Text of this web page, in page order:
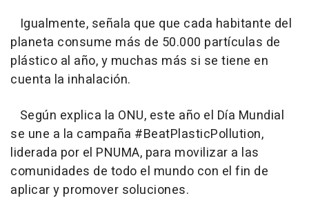
Igualmente, señala que que cada habitante del
planeta consume más de 50.000 partículas de
plástico al año, y muchas más si se tiene en
cuenta la inhalación.
Según explica la ONU, este año el Día Mundial
se une a la campaña #BeatPlasticPollution,
liderada por el PNUMA, para movilizar a las
comunidades de todo el mundo con el fin de
aplicar y promover soluciones.